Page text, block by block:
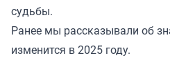
судьбы.
Ранее мы рассказывали об
изменится в 2025 году.